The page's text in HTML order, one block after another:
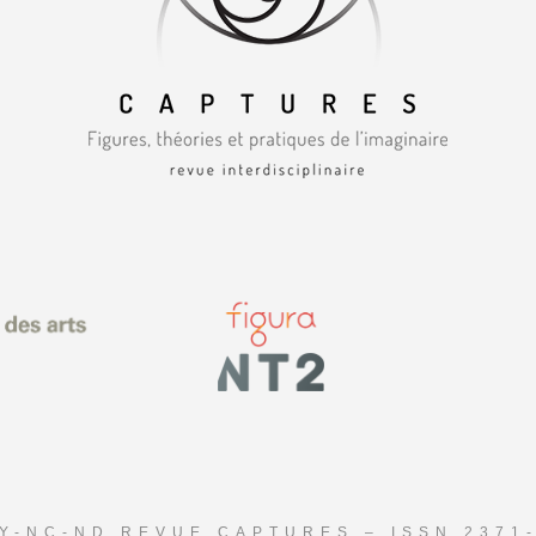
NC-ND REVUE CAPTURES – ISSN